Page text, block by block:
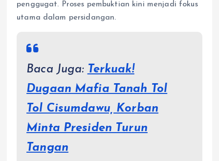
penggugat. Proses pembuktian kini menjadi fokus
utama dalam persidangan.
Baca Juga: Terkuak!
Dugaan Mafia Tanah Tol
Tol Cisumdawu, Korban
Minta Presiden Turun
Tangan